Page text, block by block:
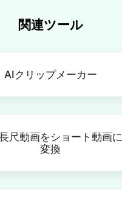
関連ツール
AIクリップメーカー
尺動画をショート動画に
変換